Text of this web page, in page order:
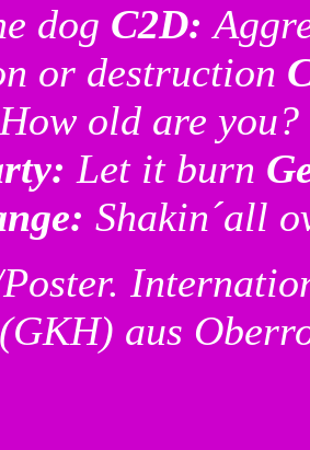
dog C2D:
or destruction
How old are you?
Let it burn
Shakin´all
aus